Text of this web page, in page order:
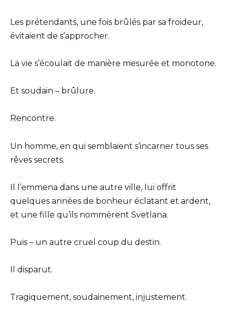
Les prétendants, une fois brûlés par sa froideur,
évitaient de s’approcher.
La vie s’écoulait de manière mesurée et monotone.
Et soudain – brûlure.
Rencontre.
Un homme, en qui semblaient s’incarner tous ses
rêves secrets.
Il l’emmena dans une autre ville, lui offrit
quelques années de bonheur éclatant et ardent,
et une fille qu’ils nommèrent Svetlana.
Puis – un autre cruel coup du destin.
Il disparut.
Tragiquement, soudainement, injustement.